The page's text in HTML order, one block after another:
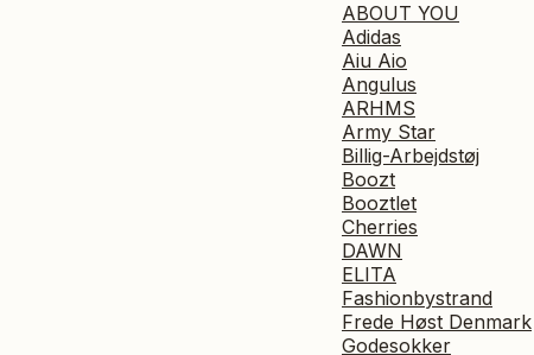
ABOUT YOU
Adidas
Aiu Aio
Angulus
ARHMS
Army Star
Billig-Arbejdstøj
Boozt
Booztlet
Cherries
DAWN
ELITA
Fashionbystrand
Frede Høst Denmark
Godesokker